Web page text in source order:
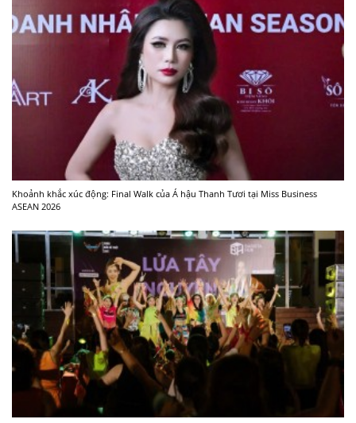
Khoảnh khắc xúc động: Final Walk của Á hậu Thanh Tươi tại Miss Business
ASEAN 2026